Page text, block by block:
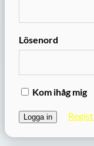
Lösenord
Kom ihåg mig